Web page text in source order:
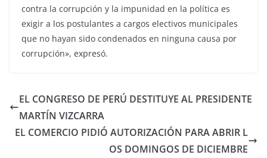
contra la corrupción y la impunidad en la política es
exigir a los postulantes a cargos electivos municipales
que no hayan sido condenados en ninguna causa por
corrupción», expresó.
EL CONGRESO DE PERÚ DESTITUYE AL PRESIDENTE
MARTÍN VIZCARRA
EL COMERCIO PIDIÓ AUTORIZACIÓN PARA ABRIR L
OS DOMINGOS DE DICIEMBRE